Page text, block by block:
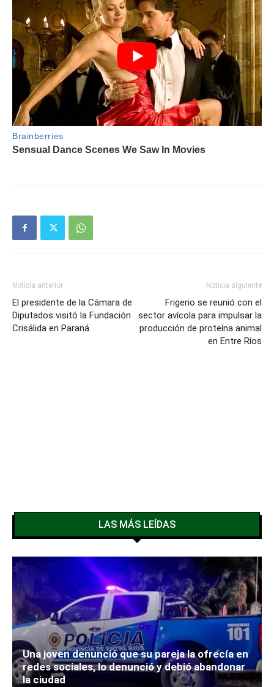
Noticia anterior
El presidente de la Cámara de
Diputados visitó la Fundación
Crisálida en Paraná
Noticia siguiente
Frigerio se reunió con el
sector avícola para impulsar la
producción de proteína animal
en Entre Ríos
LAS MÁS LEÍDAS
Una joven denunció que su pareja la ofrecía en
redes sociales, lo denunció y debió abandonar
la ciudad